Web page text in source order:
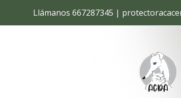
Llámanos 667287345 |